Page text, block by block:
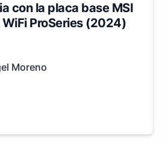
con la placa base MSI
ProSeries (2024)
Moreno